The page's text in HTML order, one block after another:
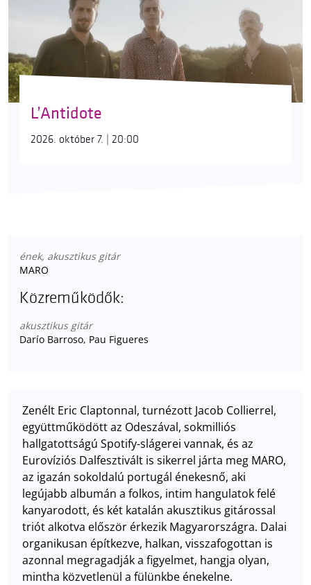
L’Antidote
2026. október 7. | 20:00
ének, akusztikus gitár
MARO
Közreműködők:
akusztikus gitár
Darío Barroso, Pau Figueres
Zenélt Eric Claptonnal, turnézott Jacob Collierrel,
együttműködött az Odeszával, sokmilliós
hallgatottságú Spotify-slágerei vannak, és az
Eurovíziós Dalfesztivált is sikerrel járta meg MARO,
az igazán sokoldalú portugál énekesnő, aki
legújabb albumán a folkos, intim hangulatok felé
kanyarodott, és két katalán akusztikus gitárossal
triót alkotva először érkezik Magyarországra. Dalai
organikusan építkezve, halkan, visszafogottan is
azonnal megragadják a figyelmet, hangja olyan,
mintha közvetlenül a fülünkbe énekelne.